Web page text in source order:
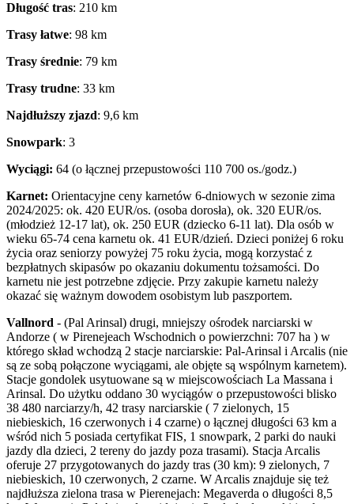
Długość tras: 210 km
Trasy łatwe: 98 km
Trasy średnie: 79 km
Trasy trudne: 33 km
Najdłuższy zjazd: 9,6 km
Snowpark: 3
Wyciągi: 64 (o łącznej przepustowości 110 700 os./godz.)
Karnet: Orientacyjne ceny karnetów 6-dniowych w sezonie zima
2024/2025: ok. 420 EUR/os. (osoba dorosła), ok. 320 EUR/os.
(młodzież 12-17 lat), ok. 250 EUR (dziecko 6-11 lat). Dla osób w
wieku 65-74 cena karnetu ok. 41 EUR/dzień. Dzieci poniżej 6 roku
życia oraz seniorzy powyżej 75 roku życia, mogą korzystać z
bezpłatnych skipasów po okazaniu dokumentu tożsamości. Do
karnetu nie jest potrzebne zdjęcie. Przy zakupie karnetu należy
okazać się ważnym dowodem osobistym lub paszportem.
Vallnord - (Pal Arinsal) drugi, mniejszy ośrodek narciarski w
Andorze ( w Pirenejeach Wschodnich o powierzchni: 707 ha ) w
którego skład wchodzą 2 stacje narciarskie: Pal-Arinsal i Arcalis (nie
są ze sobą połączone wyciągami, ale objęte są wspólnym karnetem).
Stacje gondolek usytuowane są w miejscowościach La Massana i
Arinsal. Do użytku oddano 30 wyciągów o przepustowości blisko
38 480 narciarzy/h, 42 trasy narciarskie ( 7 zielonych, 15
niebieskich, 16 czerwonych i 4 czarne) o łącznej długości 63 km a
wśród nich 5 posiada certyfikat FIS, 1 snowpark, 2 parki do nauki
jazdy dla dzieci, 2 tereny do jazdy poza trasami). Stacja Arcalis
oferuje 27 przygotowanych do jazdy tras (30 km): 9 zielonych, 7
niebieskich, 10 czerwonych, 2 czarne. W Arcalis znajduje się też
najdłuższa zielona trasa w Pierenejach: Megaverda o długości 8,5